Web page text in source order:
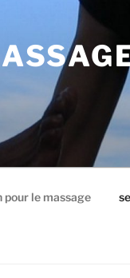
le massage